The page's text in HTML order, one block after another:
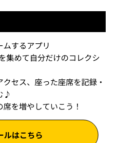
するアプリ
集めて自分だけのコレクシ
セス、座った座席を記録・
♪
を増やしていこう！
ルはこちら